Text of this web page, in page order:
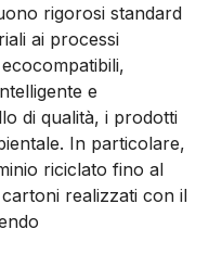
rigorosi standard
ai processi
e
di qualità, i prodotti
In particolare,
riciclato fino al
realizzati con il